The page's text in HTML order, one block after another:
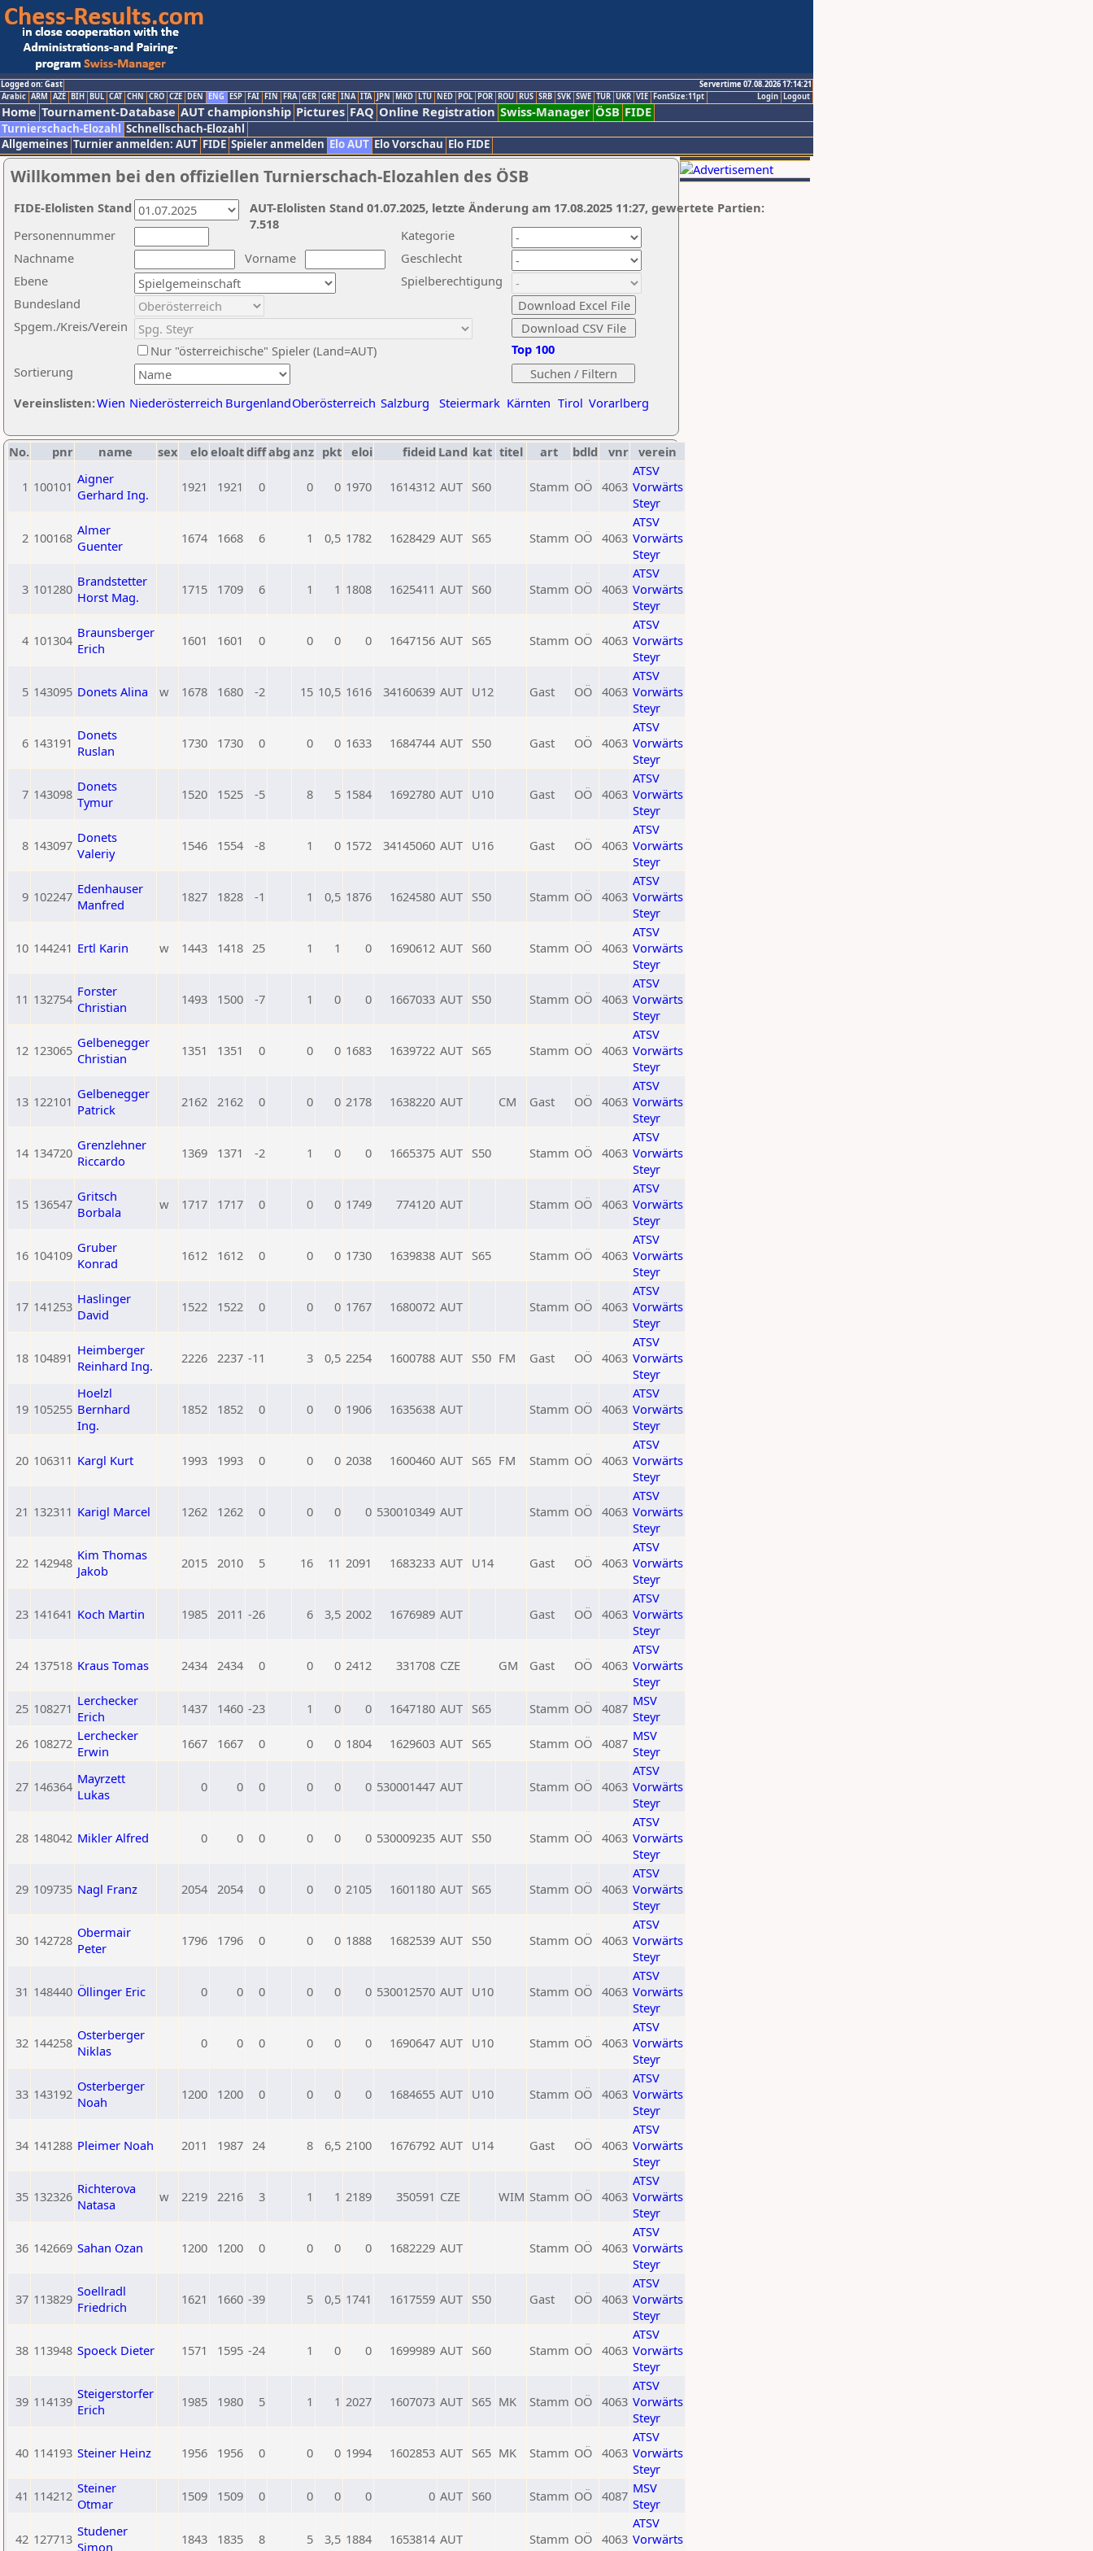
Logged on: Gast
Servertime 07.08.2026 17:14:21
Logout
Login
Arabic ARM AZE BIH BUL CAT CHN CRO CZE DEN ENG ESP FAI FIN FRA GER GRE INA ITA JPN MKD LTU NED POL POR ROU RUS SRB SVK SWE TUR UKR VIE FontSize:11pt
Home Tournament-Database AUT championship Pictures FAQ Online Registration Swiss-Manager ÖSB FIDE
Turnierschach-Elozahl Schnellschach-Elozahl
Allgemeines Turnier anmelden: AUT FIDE Spieler anmelden Elo AUT Elo Vorschau Elo FIDE
Willkommen bei den offiziellen Turnierschach-Elozahlen des ÖSB
Nachname
Vorname
Ebene
Kategorie
Sortierung
Personennummer
Bundesland
Spgem./Kreis/Verein
Geschlecht
Nur "österreichische" Spieler (Land=AUT)
Spielberechtigung
Vereinslisten:Wien Niederösterreich BurgenlandOberösterreich Salzburg Steiermark Kärnten Tirol Vorarlberg
Top 100
AUT-Elolisten Stand 01.07.2025, letzte Änderung am 17.08.2025 11:27, gewertete Partien:
7.518
FIDE-Elolisten Stand
No. pnr name sex eloeloaltdiffabg anz pkt eloi fideid Land kat titel art bdld vnr verein
1 100101 Aigner
Gerhard Ing.
1921 1921 0 0 0 1970 1614312 AUT S60 Stamm OÖ 4063
ATSV
Vorwärts
Steyr
2 100168 Almer
Guenter
1674 1668 6 1 0,5 1782 1628429 AUT S65 Stamm OÖ 4063
ATSV
Vorwärts
Steyr
3 101280 Brandstetter
Horst Mag.
1715 1709 6 1 1 1808 1625411 AUT S60 Stamm OÖ 4063
ATSV
Vorwärts
Steyr
4 101304 Braunsberger
Erich
1601 1601 0 0 0 0 1647156 AUT S65 Stamm OÖ 4063
ATSV
Vorwärts
Steyr
5 143095 Donets Alina w 1678 1680 -2 15 10,5 1616 34160639 AUT U12 Gast OÖ 4063
ATSV
Vorwärts
Steyr
6 143191 Donets
Ruslan
1730 1730 0 0 0 1633 1684744 AUT S50 Gast OÖ 4063
ATSV
Vorwärts
Steyr
7 143098 Donets
Tymur
1520 1525 -5 8 5 1584 1692780 AUT U10 Gast OÖ 4063
ATSV
Vorwärts
Steyr
8 143097 Donets
Valeriy
1546 1554 -8 1 0 1572 34145060 AUT U16 Gast OÖ 4063
ATSV
Vorwärts
Steyr
9 102247 Edenhauser
Manfred
1827 1828 -1 1 0,5 1876 1624580 AUT S50 Stamm OÖ 4063
ATSV
Vorwärts
Steyr
10 144241 Ertl Karin w 1443 1418 25 1 1 0 1690612 AUT S60 Stamm OÖ 4063
ATSV
Vorwärts
Steyr
11 132754 Forster
Christian
1493 1500 -7 1 0 0 1667033 AUT S50 Stamm OÖ 4063
ATSV
Vorwärts
Steyr
12 123065 Gelbenegger
Christian
1351 1351 0 0 0 1683 1639722 AUT S65 Stamm OÖ 4063
ATSV
Vorwärts
Steyr
13 122101 Gelbenegger
Patrick
2162 2162 0 0 0 2178 1638220 AUT CM Gast OÖ 4063
ATSV
Vorwärts
Steyr
14 134720 Grenzlehner
Riccardo
1369 1371 -2 1 0 0 1665375 AUT S50 Stamm OÖ 4063
ATSV
Vorwärts
Steyr
15 136547 Gritsch
Borbala
w 1717 1717 0 0 0 1749 774120 AUT Stamm OÖ 4063
ATSV
Vorwärts
Steyr
16 104109 Gruber
Konrad
1612 1612 0 0 0 1730 1639838 AUT S65 Stamm OÖ 4063
ATSV
Vorwärts
Steyr
17 141253 Haslinger
David
1522 1522 0 0 0 1767 1680072 AUT Stamm OÖ 4063
ATSV
Vorwärts
Steyr
18 104891 Heimberger
Reinhard Ing.
2226 2237 -11 3 0,5 2254 1600788 AUT S50 FM Gast OÖ 4063
ATSV
Vorwärts
Steyr
19 105255
Hoelzl
Bernhard
Ing.
1852 1852 0 0 0 1906 1635638 AUT Stamm OÖ 4063
ATSV
Vorwärts
Steyr
20 106311 Kargl Kurt 1993 1993 0 0 0 2038 1600460 AUT S65 FM Stamm OÖ 4063
ATSV
Vorwärts
Steyr
21 132311 Karigl Marcel 1262 1262 0 0 0 0 530010349 AUT Stamm OÖ 4063
ATSV
Vorwärts
Steyr
22 142948 Kim Thomas
Jakob
2015 2010 5 16 11 2091 1683233 AUT U14 Gast OÖ 4063
ATSV
Vorwärts
Steyr
23 141641 Koch Martin 1985 2011 -26 6 3,5 2002 1676989 AUT Gast OÖ 4063
ATSV
Vorwärts
Steyr
24 137518 Kraus Tomas 2434 2434 0 0 0 2412 331708 CZE GM Gast OÖ 4063
ATSV
Vorwärts
Steyr
25 108271 Lerchecker
Erich
1437 1460 -23 1 0 0 1647180 AUT S65 Stamm OÖ 4087 MSV
Steyr
26 108272 Lerchecker
Erwin
1667 1667 0 0 0 1804 1629603 AUT S65 Stamm OÖ 4087 MSV
Steyr
27 146364 Mayrzett
Lukas
0 0 0 0 0 0 530001447 AUT Stamm OÖ 4063
ATSV
Vorwärts
Steyr
28 148042 Mikler Alfred 0 0 0 0 0 0 530009235 AUT S50 Stamm OÖ 4063
ATSV
Vorwärts
Steyr
29 109735 Nagl Franz 2054 2054 0 0 0 2105 1601180 AUT S65 Stamm OÖ 4063
ATSV
Vorwärts
Steyr
30 142728 Obermair
Peter
1796 1796 0 0 0 1888 1682539 AUT S50 Stamm OÖ 4063
ATSV
Vorwärts
Steyr
31 148440 Öllinger Eric 0 0 0 0 0 0 530012570 AUT U10 Stamm OÖ 4063
ATSV
Vorwärts
Steyr
32 144258 Osterberger
Niklas
0 0 0 0 0 0 1690647 AUT U10 Stamm OÖ 4063
ATSV
Vorwärts
Steyr
33 143192 Osterberger
Noah
1200 1200 0 0 0 0 1684655 AUT U10 Stamm OÖ 4063
ATSV
Vorwärts
Steyr
34 141288 Pleimer Noah 2011 1987 24 8 6,5 2100 1676792 AUT U14 Gast OÖ 4063
ATSV
Vorwärts
Steyr
35 132326 Richterova
Natasa
w 2219 2216 3 1 1 2189 350591 CZE WIM Stamm OÖ 4063
ATSV
Vorwärts
Steyr
36 142669 Sahan Ozan 1200 1200 0 0 0 0 1682229 AUT Stamm OÖ 4063
ATSV
Vorwärts
Steyr
37 113829 Soellradl
Friedrich
1621 1660 -39 5 0,5 1741 1617559 AUT S50 Gast OÖ 4063
ATSV
Vorwärts
Steyr
38 113948 Spoeck Dieter 1571 1595 -24 1 0 0 1699989 AUT S60 Stamm OÖ 4063
ATSV
Vorwärts
Steyr
39 114139 Steigerstorfer
Erich
1985 1980 5 1 1 2027 1607073 AUT S65 MK Stamm OÖ 4063
ATSV
Vorwärts
Steyr
40 114193 Steiner Heinz 1956 1956 0 0 0 1994 1602853 AUT S65 MK Stamm OÖ 4063
ATSV
Vorwärts
Steyr
41 114212 Steiner
Otmar
1509 1509 0 0 0 0 0 AUT S60 Stamm OÖ 4087 MSV
Steyr
42 127713 Studener
Simon
1843 1835 8 5 3,5 1884 1653814 AUT Stamm OÖ 4063
ATSV
Vorwärts